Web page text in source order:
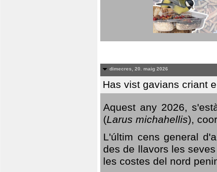
dimecres, 20. maig 2026
Has vist gavians criant
Aquest any 2026,
(Larus michahellis),
L'últim cens general
des de llavors les
les costes del nord